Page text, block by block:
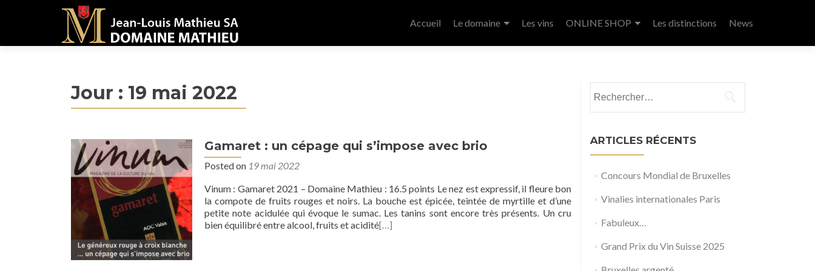
Accueil Le domaine Les vins ONLINE SHOP Les distinctions News
Jour : 19 mai 2022
Gamaret : un cépage qui s’impose avec brio
Posted on 19 mai 2022
Vinum : Gamaret 2021 – Domaine Mathieu : 16.5 points Le nez est expressif, il fleure bon
la compote de fruits rouges et noirs. La bouche est épicée, teintée de myrtille et d’une
petite note acidulée qui évoque le sumac. Les tanins sont encore très présents. Un cru
bien équilibré entre alcool, fruits et acidité[…]
ARTICLES RÉCENTS
Concours Mondial de Bruxelles
Vinalies internationales Paris
Fabuleux…
Grand Prix du Vin Suisse 2025